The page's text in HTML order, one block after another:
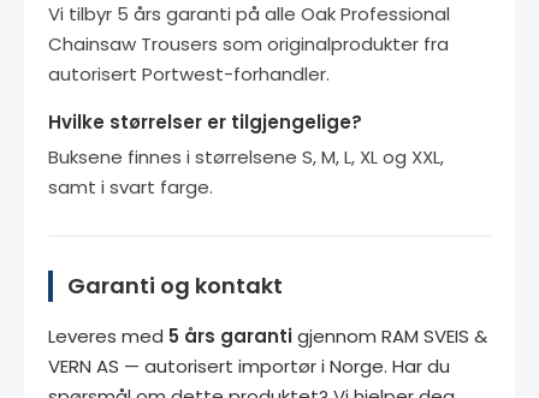
Vi tilbyr 5 års garanti på alle Oak Professional
Chainsaw Trousers som originalprodukter fra
autorisert Portwest-forhandler.
Hvilke størrelser er tilgjengelige?
Buksene finnes i størrelsene S, M, L, XL og XXL,
samt i svart farge.
Garanti og kontakt
Leveres med 5 års garantigjennom RAM SVEIS &
VERN AS — autorisert importør i Norge. Har du